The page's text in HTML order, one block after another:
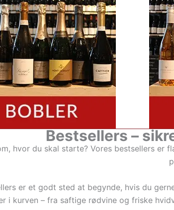
Bestsellers –
hvor du skal starte? Vores bestsellers er
er et godt sted at begynde, hvis du
i kurven – fra saftige rødvine og friske